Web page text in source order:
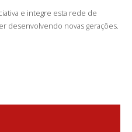
e integre esta rede de
desenvolvendo novas gerações.